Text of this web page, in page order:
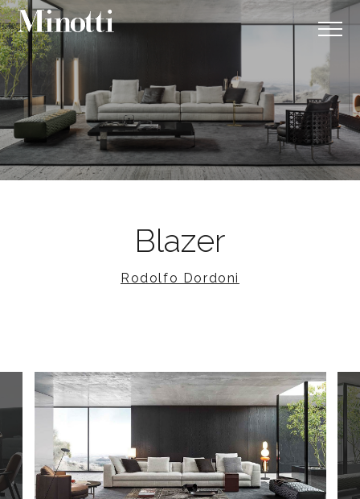
Blazer
Rodolfo Dordoni
30 2